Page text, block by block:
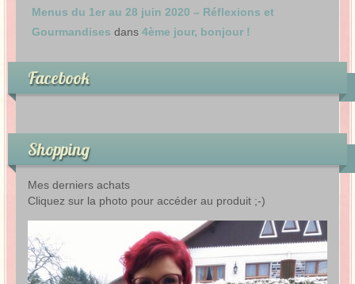
Menus du 1er au 28 juin 2020 – Réflexions et
Gourmandises dans 4ème jour, bonjour !
Facebook
Shopping
Mes derniers achats
Cliquez sur la photo pour accéder au produit ;-)